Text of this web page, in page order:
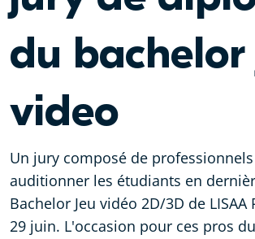
du bachelor
video
Un jury composé de
auditionner les étudiants en
Bachelor Jeu vidéo 2D/3D de LISAA
29 juin. L'occasion pour ces pros